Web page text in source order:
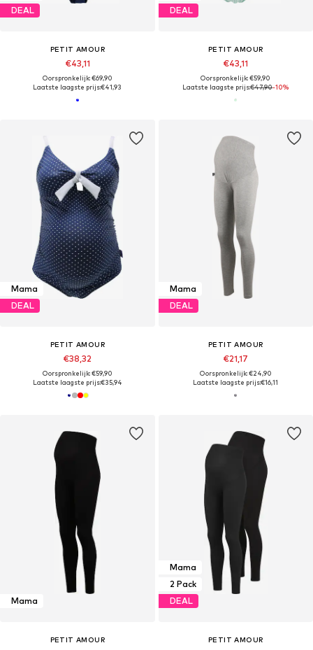
DEAL
PETIT AMOUR
€43,11
Oorspronkelijk: €69,90
Laatste laagste prijs:€41,93
DEAL
PETIT AMOUR
€43,11
Oorspronkelijk: €59,90
Laatste laagste prijs:€47,90-10%
Mama
DEAL
PETIT AMOUR
€38,32
Oorspronkelijk: €59,90
Laatste laagste prijs:€35,94
Mama
DEAL
PETIT AMOUR
€21,17
Oorspronkelijk: €24,90
Laatste laagste prijs:€16,11
Mama
PETIT AMOUR
Mama
2 Pack
DEAL
PETIT AMOUR